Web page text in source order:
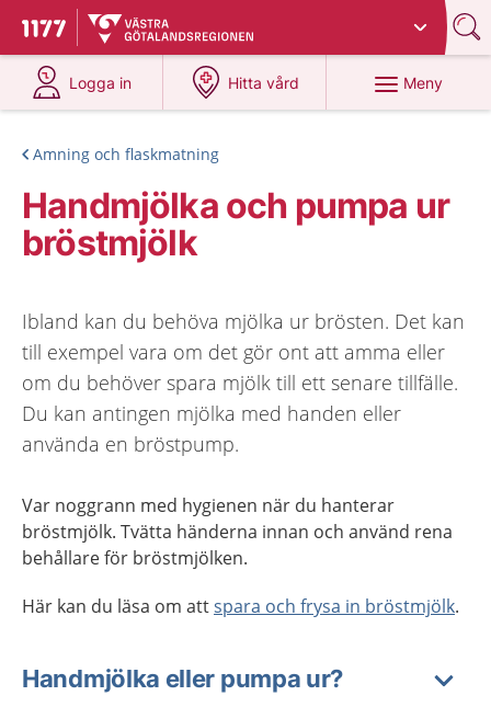
Till startsidan för 1177
Du har valt region
Logga in
på 1177.se
Hitta vård
på 1177.se
Meny
Amning och flaskmatning
Handmjölka och pumpa ur
bröstmjölk
Ibland kan du behöva mjölka ur brösten. Det kan
till exempel vara om det gör ont att amma eller
om du behöver spara mjölk till ett senare tillfälle.
Du kan antingen mjölka med handen eller
använda en bröstpump.
Var noggrann med hygienen när du hanterar
bröstmjölk. Tvätta händerna innan och använd rena
behållare för bröstmjölken.
Här kan du läsa om attspara och frysa in bröstmjölk.
Handmjölka eller pumpa ur?